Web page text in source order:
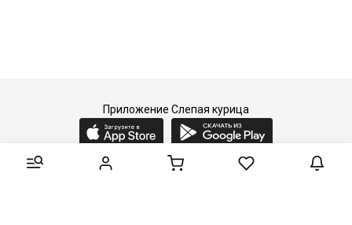
Приложение Слепая курица
2015-2026 © Слепая курица - fashion concept store.